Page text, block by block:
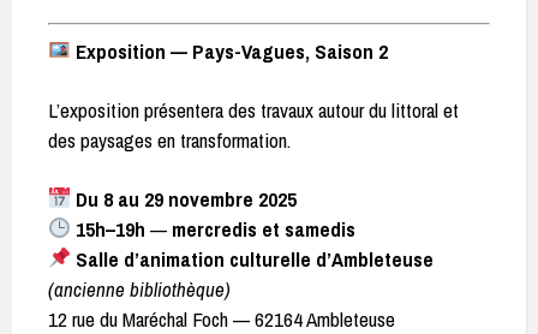
Exposition — Pays-Vagues, Saison 2
L’exposition présentera des travaux autour du littoral et
des paysages en transformation.
Du 8 au 29 novembre 2025
15h–19h — mercredis et samedis
Salle d’animation culturelle d’Ambleteuse
(ancienne bibliothèque)
12 rue du Maréchal Foch — 62164 Ambleteuse